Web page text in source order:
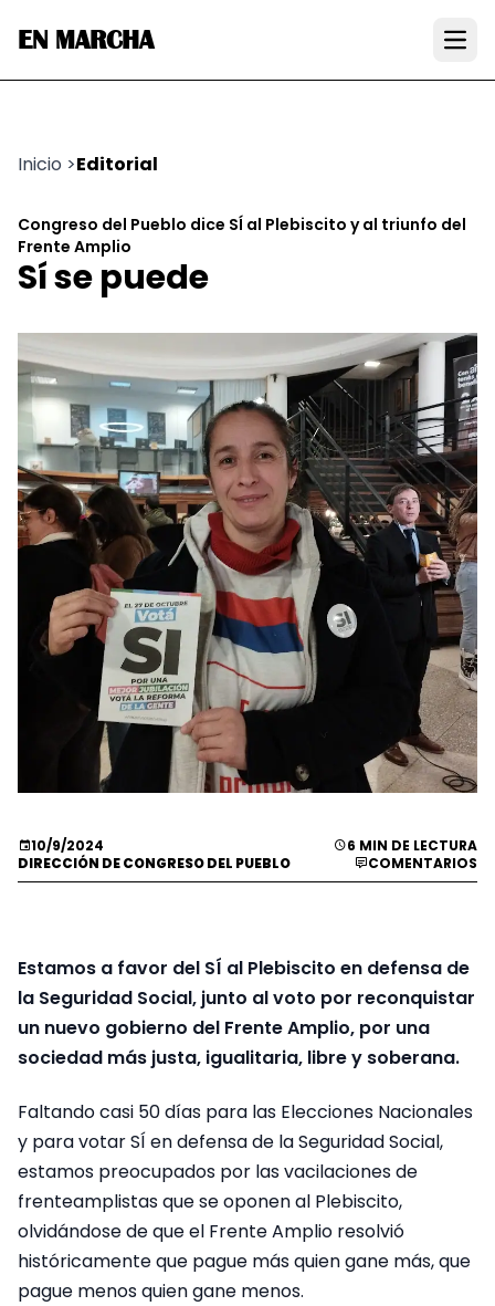
EN MARCHA
Inicio >Editorial
Congreso del Pueblo dice SÍ al Plebiscito y al triunfo del
Frente Amplio
Sí se puede
10/9/2024
6 MIN DE LECTURA
DIRECCIÓN DE CONGRESO DEL PUEBLO
COMENTARIOS
Estamos a favor del SÍ al Plebiscito en defensa de
la Seguridad Social, junto al voto por reconquistar
un nuevo gobierno del Frente Amplio, por una
sociedad más justa, igualitaria, libre y soberana.
Faltando casi 50 días para las Elecciones Nacionales
y para votar SÍ en defensa de la Seguridad Social,
estamos preocupados por las vacilaciones de
frenteamplistas que se oponen al Plebiscito,
olvidándose de que el Frente Amplio resolvió
históricamente que pague más quien gane más, que
pague menos quien gane menos.